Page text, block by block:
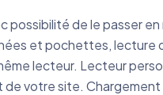
possibilité de le passer
et pochettes, lecture
lecteur. Lecteur
de votre site.